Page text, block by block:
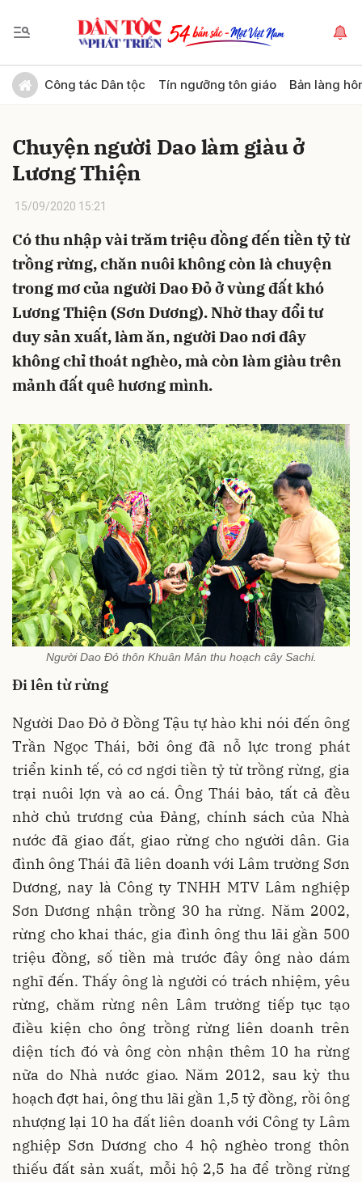
Công tác Dân tộc Tín ngưỡng tôn giáo Bản làng
Chuyện người Dao làm giàu ở
Lương Thiện
15/09/2020 15:21
Có thu nhập vài trăm triệu đồng đến tiền tỷ từ
trồng rừng, chăn nuôi không còn là chuyện
trong mơ của người Dao Đỏ ở vùng đất khó
Lương Thiện (Sơn Dương). Nhờ thay đổi tư
duy sản xuất, làm ăn, người Dao nơi đây
không chỉ thoát nghèo, mà còn làm giàu trên
mảnh đất quê hương mình.
Người Dao Đỏ thôn Khuân Mản thu hoạch cây Sachi.
Đi lên từ rừng
Người Dao Đỏ ở Đồng Tậu tự hào khi nói đến ông
Trần Ngọc Thái, bởi ông đã nỗ lực trong phát
triển kinh tế, có cơ ngơi tiền tỷ từ trồng rừng, gia
trại nuôi lợn và ao cá. Ông Thái bảo, tất cả đều
nhờ chủ trương của Đảng, chính sách của Nhà
nước đã giao đất, giao rừng cho người dân. Gia
đình ông Thái đã liên doanh với Lâm trường Sơn
Dương, nay là Công ty TNHH MTV Lâm nghiệp
Sơn Dương nhận trồng 30 ha rừng. Năm 2002,
rừng cho khai thác, gia đình ông thu lãi gần 500
triệu đồng, số tiền mà trước đây ông nào dám
nghĩ đến. Thấy ông là người có trách nhiệm, yêu
rừng, chăm rừng nên Lâm trường tiếp tục tạo
điều kiện cho ông trồng rừng liên doanh trên
diện tích đó và ông còn nhận thêm 10 ha rừng
nữa do Nhà nước giao. Năm 2012, sau kỳ thu
hoạch đợt hai, ông thu lãi gần 1,5 tỷ đồng, rồi ông
nhượng lại 10 ha đất liên doanh với Công ty Lâm
nghiệp Sơn Dương cho 4 hộ nghèo trong thôn
thiếu đất sản xuất, mỗi hộ 2,5 ha để trồng rừng
Gửi bình luận
Hủy Gửi